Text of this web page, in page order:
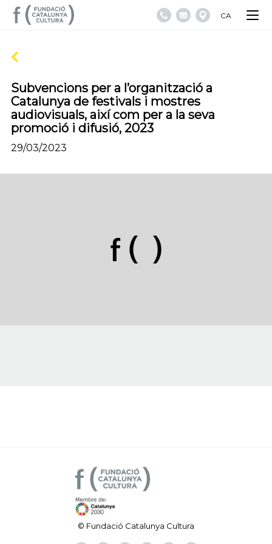
CA
Subvencions per a l’organització a
Catalunya de festivals i mostres
audiovisuals, així com per a la seva
promoció i difusió, 2023
29/03/2023
© Fundació Catalunya Cultura